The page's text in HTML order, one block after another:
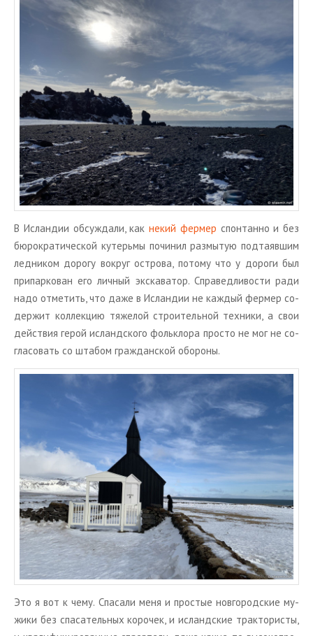
В Ис­лан­дии об­суж­да­ли, как некий фер­мер спон­тан­но и без
бю­ро­кра­ти­че­ской ку­терь­мы по­чи­нил раз­мы­тую под­та­яв­шим
лед­ни­ком до­ро­гу во­круг ост­ро­ва, по­то­му что у до­ро­ги был
при­пар­ко­ван его лич­ный экс­ка­ва­тор. Спра­вед­ли­во­сти ради
надо от­ме­тить, что даже в Ис­лан­дии не каж­дый фер­мер со­
дер­жит кол­лек­цию тя­же­лой стро­и­тель­ной тех­ни­ки, а свои
дей­ствия герой ис­ланд­ско­го фольк­ло­ра про­сто не мог не со­
гла­со­вать со шта­бом граж­дан­ской обо­ро­ны.
Это я вот к чему. Спа­са­ли меня и про­стые нов­го­род­ские му­
жи­ки без спа­са­тель­ных ко­ро­чек, и ис­ланд­ские трак­то­ри­сты,